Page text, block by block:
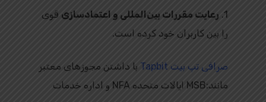
1. رعایت مقررات بین‌المللی و اعتمادسازی قوی
را بین کاربران خود کرده است.
صرافی تپ بیت Tapbit
با داشتن مجوزهای معتبر
مانند:MSB ایالات متحده NFA و اداره خدمات